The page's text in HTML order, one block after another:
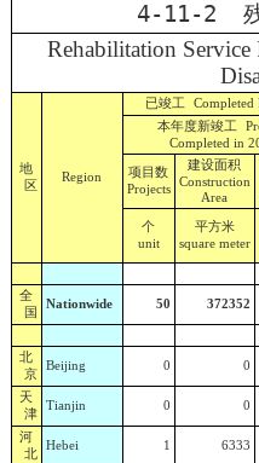
4-11-2 残
Rehabilitation
地
区
Region
已竣工Completed
本年度新竣工
Completed in
项目数
Projects
建设面积
Construction
Area
个
unit
平方米
square meter
全
国
Nationwide 50 372352
北
京
Beijing 0 0
天
津
Tianjin 0 0
河
北
Hebei 1 6333